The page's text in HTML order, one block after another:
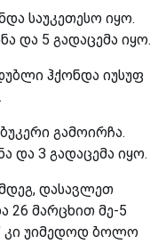
საუკეთესო იყო.
და 5 გადაცემა იყო.
ჰქონდა იუსუფ
გამოირჩა.
და 3 გადაცემა იყო.
დასავლეთ
26 მარცხით მე-5
კი უიმედოდ ბოლო